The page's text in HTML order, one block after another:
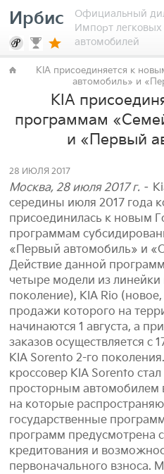
Ирбис
Официальный
Импорт
автомобилей
KIA присоединяется к
автомобиль» и
KIA
программам
и «Первый
28 ИЮЛЯ 2017
Москва, 28 июля 2017 г. –
середины июля 2017 года
присоединилась к новым
программам
«Первый автомобиль» и
Действие данной
четыре модели из
поколение), KIA Rio
продажи которого на
начинаются 1 августа, а
заказов осуществляется с
KIA Sorento 2-го
кроссовер KIA Sorento
просторным автомобилем
на которые
государственные
программ предусмотрена
кредитования и
первоначального взноса.